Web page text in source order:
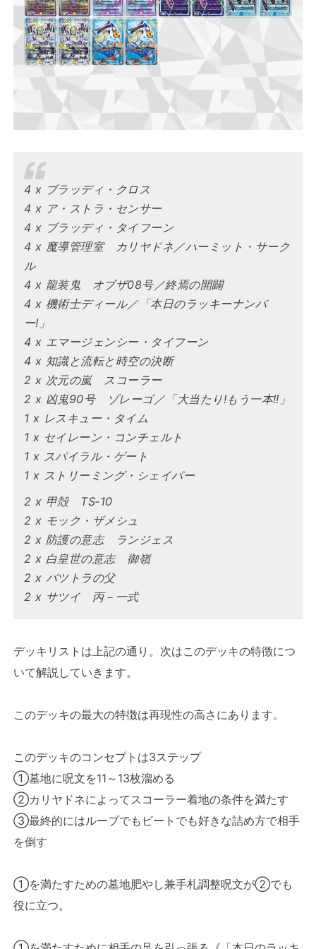
4 x ブラッディ・クロス
4 x ア・ストラ・センサー
4 x ブラッディ・タイフーン
4 x 魔導管理室 カリヤドネ／ハーミット・サーク
ル
4 x 龍装鬼 オブザ08号／終焉の開闢
4 x 機術士ディール／「本日のラッキーナンバ
ー!」
4 x エマージェンシー・タイフーン
4 x 知識と流転と時空の決断
2 x 次元の嵐 スコーラー
2 x 凶鬼90号 ゾレーゴ／「大当たり!もう一本!!」
1 x レスキュー・タイム
1 x セイレーン・コンチェルト
1 x スパイラル・ゲート
1 x ストリーミング・シェイパー
2 x 甲殻 TS‐10
2 x モック・ザメシュ
2 x 防護の意志 ランジェス
2 x 白皇世の意志 御嶺
2 x バツトラの父
2 x サツイ 丙－一式
デッキリストは上記の通り。次はこのデッキの特徴につ
いて解説していきます。
このデッキの最大の特徴は再現性の高さにあります。
このデッキのコンセプトは3ステップ
①墓地に呪文を11～13枚溜める
②カリヤドネによってスコーラー着地の条件を満たす
③最終的にはループでもビートでも好きな詰め方で相手
を倒す
①を満たすための墓地肥やし兼手札調整呪文が②でも
役に立つ。